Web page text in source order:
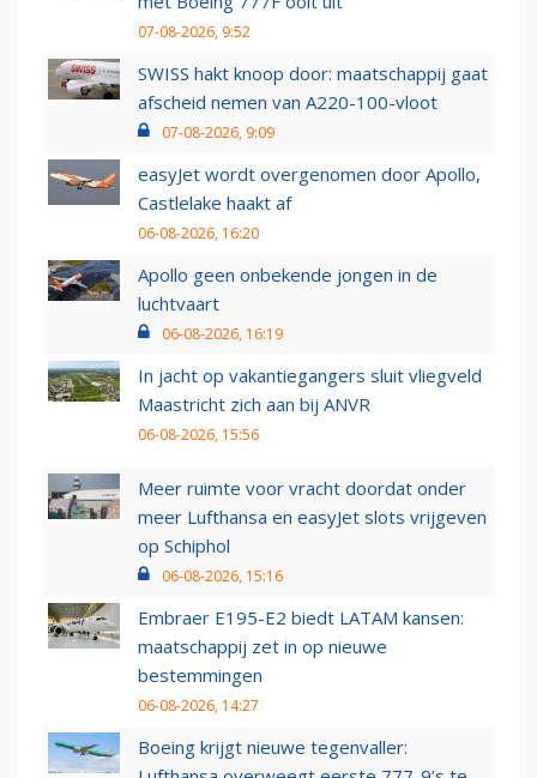
07-08-2026, 9:52
SWISS hakt knoop door: maatschappij gaat
afscheid nemen van A220-100-vloot
07-08-2026, 9:09
easyJet wordt overgenomen door Apollo,
Castlelake haakt af
06-08-2026, 16:20
Apollo geen onbekende jongen in de
luchtvaart
06-08-2026, 16:19
In jacht op vakantiegangers sluit vliegveld
Maastricht zich aan bij ANVR
06-08-2026, 15:56
Meer ruimte voor vracht doordat onder
meer Lufthansa en easyJet slots vrijgeven
op Schiphol
06-08-2026, 15:16
Embraer E195-E2 biedt LATAM kansen:
maatschappij zet in op nieuwe
bestemmingen
06-08-2026, 14:27
Boeing krijgt nieuwe tegenvaller: